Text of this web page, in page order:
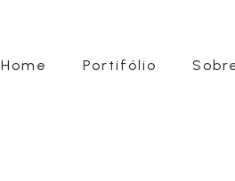
Home Portifólio